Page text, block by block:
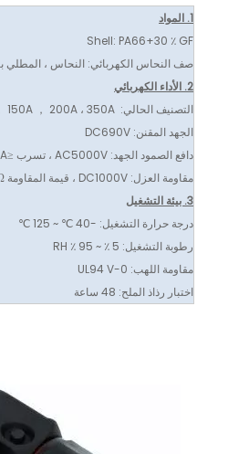
1. المواد
Shell: PA66+30 ٪ GF
صف النحاس الكهربائي: النحاس ،
2. الأداء الكهربائي
التصنيف الحالي: 60A ， 100A ， 120A ， 150A ， 200A ، 350A
الجهد المقنن: DC690V
دافع الصمود الجهد: AC5000V ، تسرب ≤1MA
مقاومة العزل: DC1000V ، قيمة المقاومة 1000MΩ
3. بيئة التشغيل
درجة حرارة التشغيل: -40 ℃ ~ 125 ℃
رطوبة التشغيل: 5 ٪ ~ 95 ٪ RH
مقاومة اللهب: UL94 V-0
اختبار رذاذ الملح: 48 ساعة